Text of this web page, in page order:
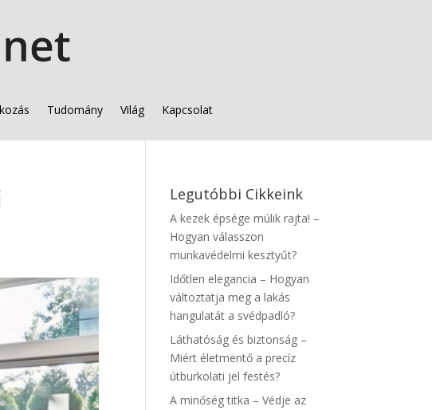
Tudomány Világ Kapcsolat
Legutóbbi Cikkeink
A kezek épsége múlik rajta! –
Hogyan válasszon
munkavédelmi kesztyűt?
Időtlen elegancia – Hogyan
változtatja meg a lakás
hangulatát a svédpadló?
Láthatóság és biztonság –
Miért életmentő a precíz
útburkolati jel festés?
A minőség titka – Védje az